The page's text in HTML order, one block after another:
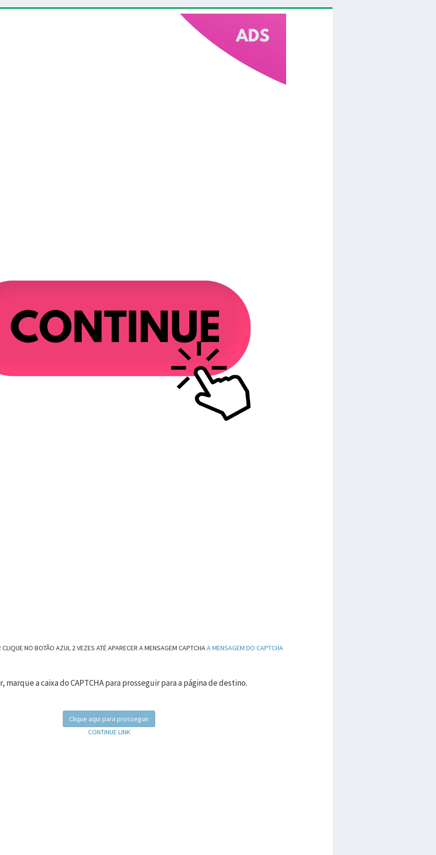
NO BOTÃO AZUL 2 VEZES ATÉ APARECER A MENSAGEM CAPTCHAA MENSAGEM DO CAPTCHA
marque a caixa do CAPTCHA para prosseguir para a página de destino.
Clique aqui para prosseguir
CONTINUE LINK